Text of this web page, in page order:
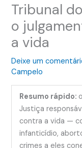
Tribunal
o
a vida
Deixe um
Campelo
Resumo rápido:
Justiça
contra a vida —
infanticídio,
crimes a eles